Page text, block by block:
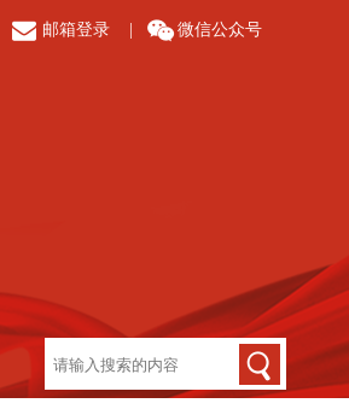
邮箱登录 微信公众号